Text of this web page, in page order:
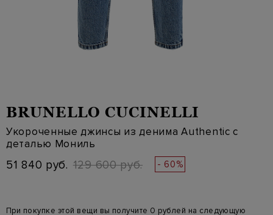
BRUNELLO CUCINELLI
Укороченные джинсы из денима Authentic с
деталью Мониль
51 840 руб. 129 600 руб. - 60%
При покупке этой вещи вы получите 0 рублей на следующую